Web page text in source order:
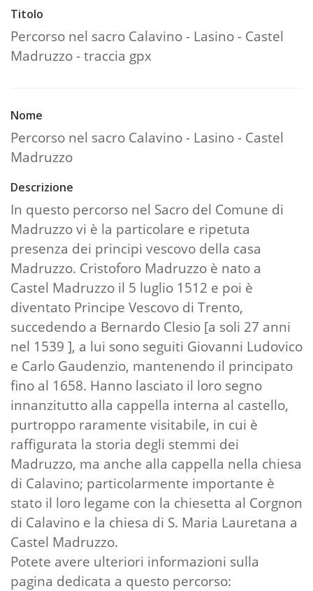
Titolo
Percorso nel sacro Calavino - Lasino - Castel
Madruzzo - traccia gpx
Nome
Percorso nel sacro Calavino - Lasino - Castel
Madruzzo
Descrizione
In questo percorso nel Sacro del Comune di
Madruzzo vi è la particolare e ripetuta
presenza dei principi vescovo della casa
Madruzzo. Cristoforo Madruzzo è nato a
Castel Madruzzo il 5 luglio 1512 e poi è
diventato Principe Vescovo di Trento,
succedendo a Bernardo Clesio [a soli 27 anni
nel 1539 ], a lui sono seguiti Giovanni Ludovico
e Carlo Gaudenzio, mantenendo il principato
fino al 1658. Hanno lasciato il loro segno
innanzitutto alla cappella interna al castello,
purtroppo raramente visitabile, in cui è
raffigurata la storia degli stemmi dei
Madruzzo, ma anche alla cappella nella chiesa
di Calavino; particolarmente importante è
stato il loro legame con la chiesetta al Corgnon
di Calavino e la chiesa di S. Maria Lauretana a
Castel Madruzzo.
Potete avere ulteriori informazioni sulla
pagina dedicata a questo percorso: